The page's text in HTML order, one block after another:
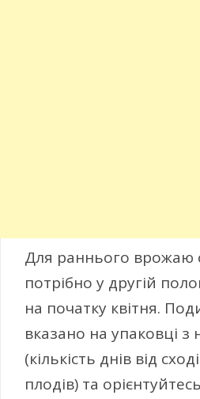
Для раннього врожаю
потрібно у другій
на початку квітня.
вказано на упаковці з
(кількість днів від
плодів) та